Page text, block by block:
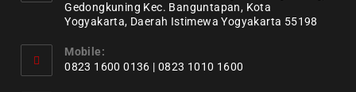
Gedongkuning Kec. Banguntapan, Kota
Yogyakarta, Daerah Istimewa Yogyakarta 55198
Mobile:
0823 1600 0136 | 0823 1010 1600